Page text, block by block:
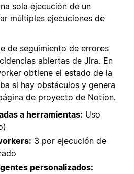
sola ejecución de un
múltiples ejecuciones de
de seguimiento de errores
abiertas de Jira. En
obtiene el estado de la
si hay obstáculos y genera
de proyecto de Notion.
a herramientas: Uso
3 por ejecución de
personalizados: